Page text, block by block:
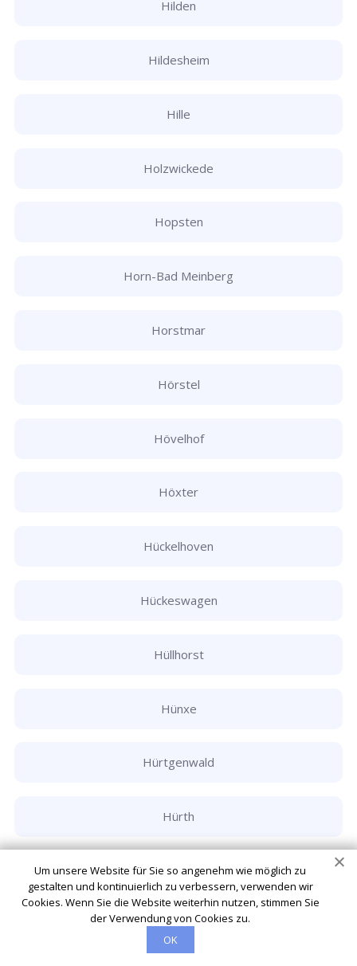
Hilden
Hildesheim
Hille
Holzwickede
Hopsten
Horn-Bad Meinberg
Horstmar
Hörstel
Hövelhof
Höxter
Hückelhoven
Hückeswagen
Hüllhorst
Hünxe
Hürtgenwald
Hürth
Ibbenbüren
Inden
Um unsere Website für Sie so angenehm wie möglich zu
gestalten und kontinuierlich zu verbessern, verwenden wir
Cookies. Wenn Sie die Website weiterhin nutzen, stimmen Sie
der Verwendung von Cookies zu.
OK